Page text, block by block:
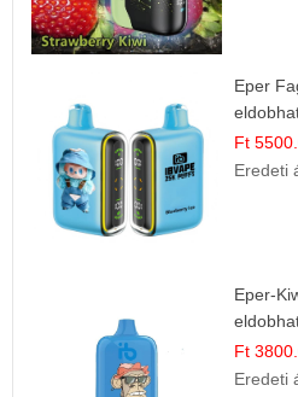
Eper
Ft
Eredeti
Eper-
Ft
Eredeti